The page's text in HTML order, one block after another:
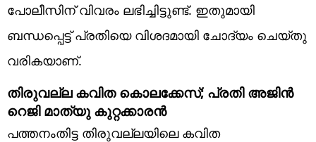
പോലീസിന് വിവരം ലഭിച്ചിട്ടുണ്ട്. ഇതുമായി
ബന്ധപ്പെട്ട് പ്രതിയെ വിശദമായി ചോദ്യം ചെയ്തു
വരികയാണ്.
തിരുവല്ല കവിത കൊലക്കേസ്; പ്രതി അജിൻ
റെജി മാത്യു കുറ്റക്കാരൻ
പത്തനംതിട്ട തിരുവല്ലയിലെ കവിത